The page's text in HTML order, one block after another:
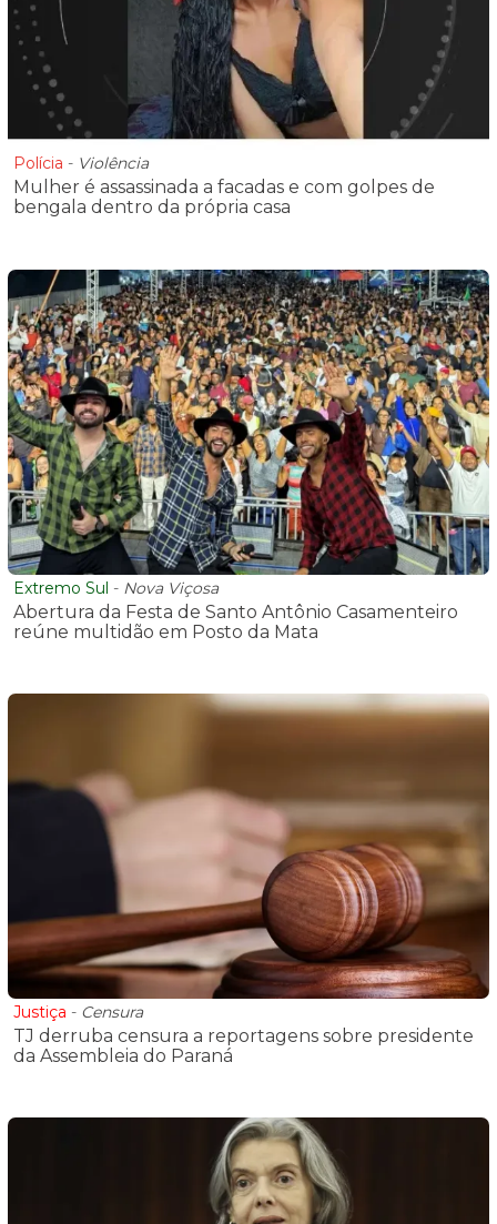
Polícia - Violência
Mulher é assassinada a facadas e com golpes de
bengala dentro da própria casa
Extremo Sul - Nova Viçosa
Abertura da Festa de Santo Antônio Casamenteiro
reúne multidão em Posto da Mata
Justiça - Censura
TJ derruba censura a reportagens sobre presidente
da Assembleia do Paraná